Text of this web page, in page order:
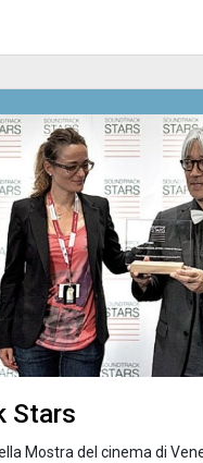
Stars
Mostra del cinema di